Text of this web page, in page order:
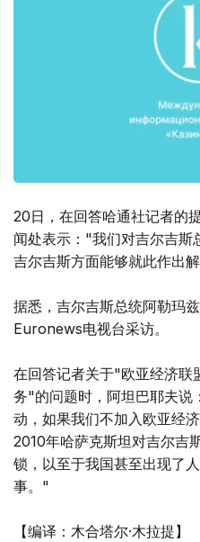
20日，在回答哈通社记者的
闻处表示："我们对吉尔吉斯
吉尔吉斯方面能够就此作出
据悉，吉尔吉斯总统阿勒玛
Euronews电视台采访。
在回答记者关于"欧亚经济联
务"的问题时，阿坦巴耶夫说
动，如果我们不加入欧亚经
2010年哈萨克斯坦对吉尔吉
锁，以至于我国甚至出现了
事。"
【编译：木合塔尔·木拉提】